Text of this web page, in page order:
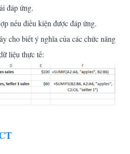
đáp ứng.
nếu điều kiện được đáp ứng.
cho biết ý nghĩa của các chức năng
liệu thực tế: